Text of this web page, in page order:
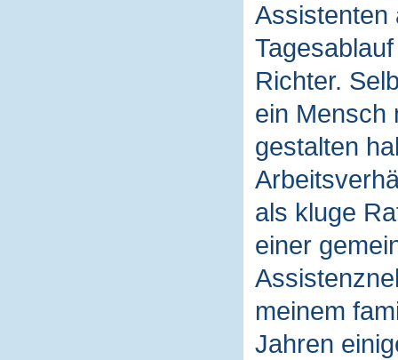
Assistenten
Richter.
ein Mensch
gestalten
als kluge
einer
meinem
Jahren